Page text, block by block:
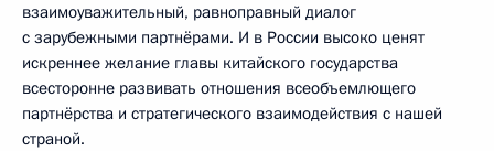
взаимоуважительный, равноправный диалог
с зарубежными партнёрами. И в России высоко ценят
искреннее желание главы китайского государства
всесторонне развивать отношения всеобъемлющего
партнёрства и стратегического взаимодействия с нашей
страной.